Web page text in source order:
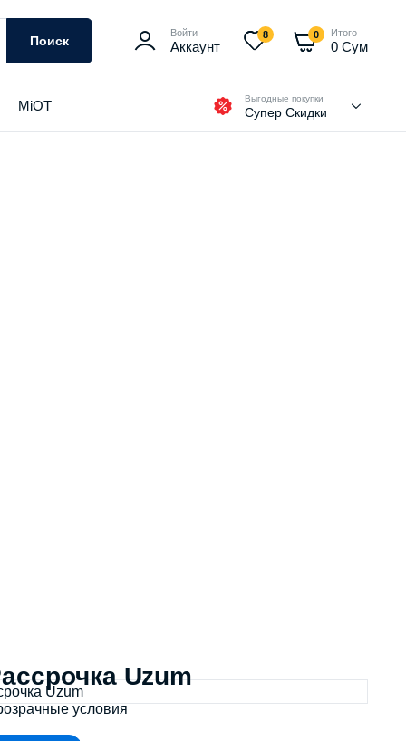
Поиск
Войти
Аккаунт
8 0 Итого
0Сум
MiOT Выгодные покупки
Супер Скидки
Uzum
условия